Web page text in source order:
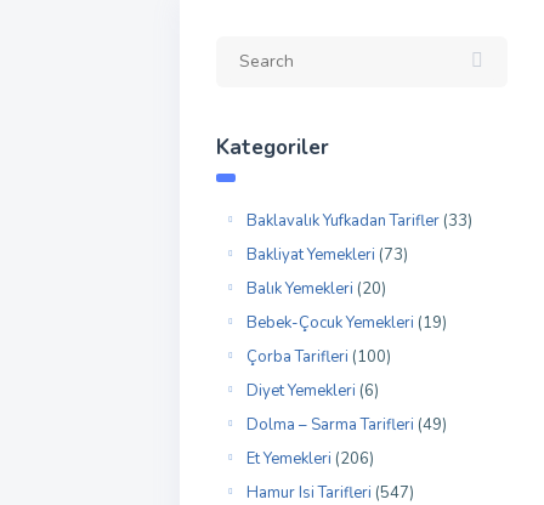
Kategoriler
Baklavalık Yufkadan Tarifler (33)
Bakliyat Yemekleri (73)
Balık Yemekleri (20)
Bebek-Çocuk Yemekleri (19)
Çorba Tarifleri (100)
Diyet Yemekleri (6)
Dolma – Sarma Tarifleri (49)
Et Yemekleri (206)
Hamur Isi Tarifleri (547)